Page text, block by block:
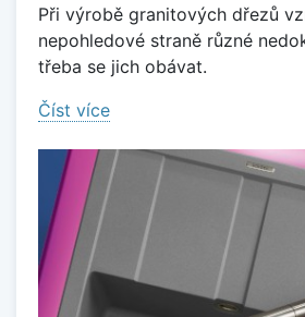
Při výrobě granitových dřezů
nepohledové straně různé
třeba se jich obávat.
Číst více